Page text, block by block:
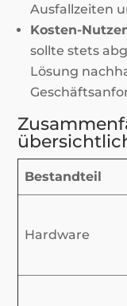
Ausfallzeiten
Kosten-
sollte stets
Lösung
Bestandteil
Hardware